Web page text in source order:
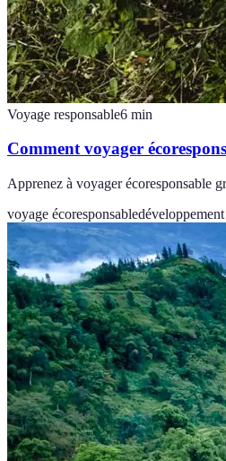
Voyage responsable6 min
Comment voyager
Apprenez à voyager écoresponsable
voyage écoresponsable